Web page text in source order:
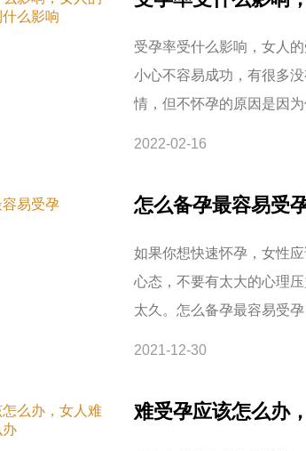
受孕率受什么影响，女人
小心不容易成功，有很多
情，但不怀孕的原因是因
2022-02-16
怎么备孕最容易受
如果你想快速怀孕，女性
心态，不要有太大的心理
太久。怎么备孕最容易受孕
2021-12-30
难受孕应该怎么办